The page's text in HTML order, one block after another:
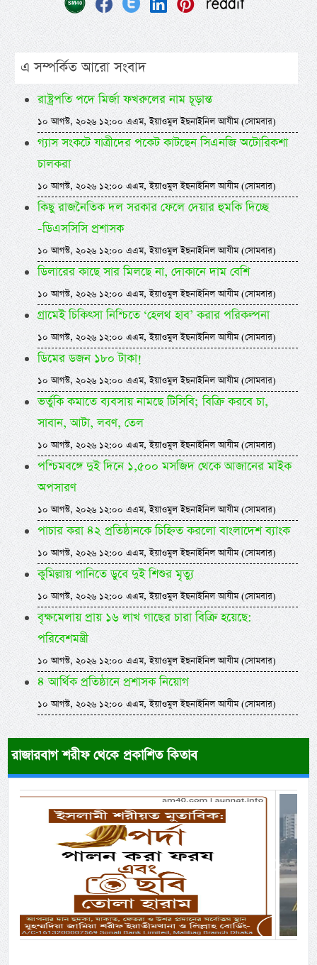
এ সম্পর্কিত আরো সংবাদ
রাষ্ট্রপতি পদে মির্জা ফখরুলের নাম চূড়ান্ত
১০ আগস্ট, ২০২৬ ১২:০০ এএম, ইয়াওমুল ইছনাইনিল আযীম (সোমবার)
গ্যাস সংকটে যাত্রীদের পকেট কাটছেন সিএনজি অটোরিকশা
চালকরা
১০ আগস্ট, ২০২৬ ১২:০০ এএম, ইয়াওমুল ইছনাইনিল আযীম (সোমবার)
কিছু রাজনৈতিক দল সরকার ফেলে দেয়ার হুমকি দিচ্ছে
-ডিএসসিসি প্রশাসক
১০ আগস্ট, ২০২৬ ১২:০০ এএম, ইয়াওমুল ইছনাইনিল আযীম (সোমবার)
ডিলারের কাছে সার মিলছে না, দোকানে দাম বেশি
১০ আগস্ট, ২০২৬ ১২:০০ এএম, ইয়াওমুল ইছনাইনিল আযীম (সোমবার)
গ্রামেই চিকিৎসা নিশ্চিতে ‘হেলথ হাব’ করার পরিকল্পনা
১০ আগস্ট, ২০২৬ ১২:০০ এএম, ইয়াওমুল ইছনাইনিল আযীম (সোমবার)
ডিমের ডজন ১৮০ টাকা!
১০ আগস্ট, ২০২৬ ১২:০০ এএম, ইয়াওমুল ইছনাইনিল আযীম (সোমবার)
ভর্তুকি কমাতে ব্যবসায় নামছে টিসিবি; বিক্রি করবে চা,
সাবান, আটা, লবণ, তেল
১০ আগস্ট, ২০২৬ ১২:০০ এএম, ইয়াওমুল ইছনাইনিল আযীম (সোমবার)
পশ্চিমবঙ্গে দুই দিনে ১,৫০০ মসজিদ থেকে আজানের মাইক
অপসারণ
১০ আগস্ট, ২০২৬ ১২:০০ এএম, ইয়াওমুল ইছনাইনিল আযীম (সোমবার)
পাচার করা ৪২ প্রতিষ্ঠানকে চিহ্নিত করলো বাংলাদেশ ব্যাংক
১০ আগস্ট, ২০২৬ ১২:০০ এএম, ইয়াওমুল ইছনাইনিল আযীম (সোমবার)
কুমিল্লায় পানিতে ডুবে দুই শিশুর মৃত্যু
১০ আগস্ট, ২০২৬ ১২:০০ এএম, ইয়াওমুল ইছনাইনিল আযীম (সোমবার)
বৃক্ষমেলায় প্রায় ১৬ লাখ গাছের চারা বিক্রি হয়েছে:
পরিবেশমন্ত্রী
১০ আগস্ট, ২০২৬ ১২:০০ এএম, ইয়াওমুল ইছনাইনিল আযীম (সোমবার)
৪ আর্থিক প্রতিষ্ঠানে প্রশাসক নিয়োগ
১০ আগস্ট, ২০২৬ ১২:০০ এএম, ইয়াওমুল ইছনাইনিল আযীম (সোমবার)
রাজারবাগ শরীফ থেকে প্রকাশিত কিতাব
Next